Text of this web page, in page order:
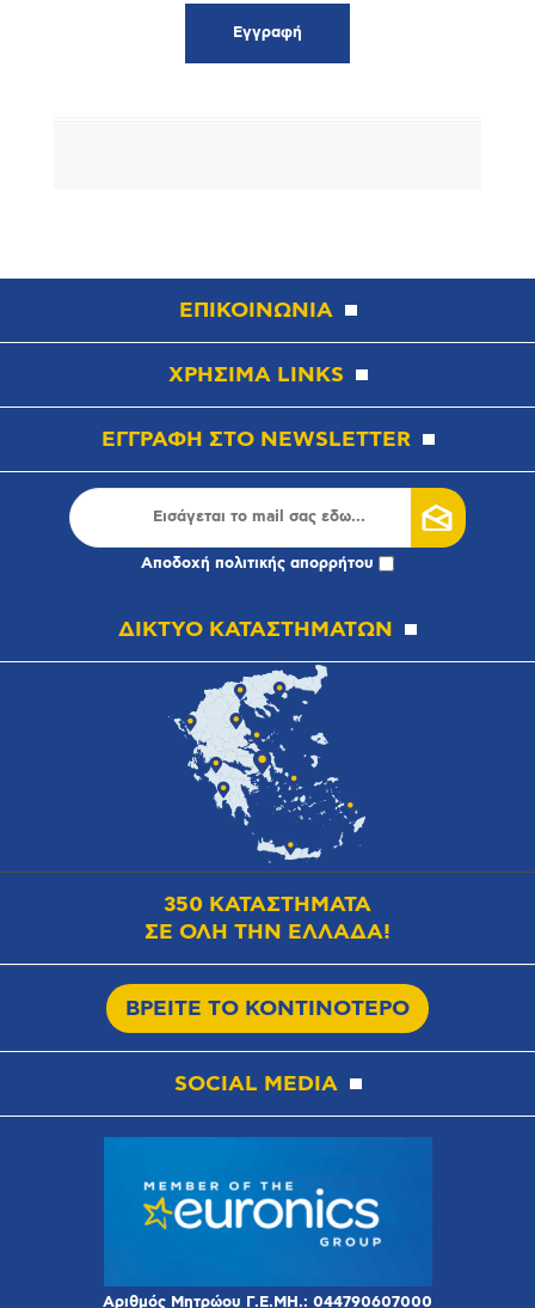
ΕΠΙΚΟΙΝΩΝΙΑ
ΧΡΗΣΙΜΑ LINKS
ΕΓΓΡΑΦΗ ΣΤΟ NEWSLETTER
Αποδοχή πολιτικής απορρήτου
ΔΙΚΤΥΟ ΚΑΤΑΣΤΗΜΑΤΩΝ
350 ΚΑΤΑΣΤΗΜΑΤΑ
ΣΕ ΟΛΗ ΤΗΝ ΕΛΛΑΔΑ!
ΒΡΕΙΤΕ ΤΟ ΚΟΝΤΙΝΟΤΕΡΟ
SOCIAL MEDIA